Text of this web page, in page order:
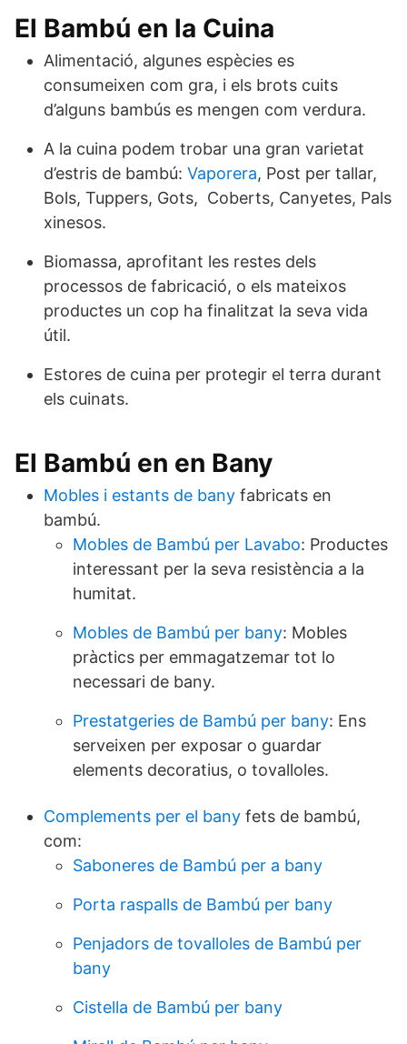
El Bambú en la Cuina
Alimentació, algunes espècies es
consumeixen com gra, i els brots cuits
d’alguns bambús es mengen com verdura.
A la cuina podem trobar una gran varietat
d’estris de bambú: Vaporera, Post per tallar,
Bols, Tuppers, Gots, Coberts, Canyetes, Pals
xinesos.
Biomassa, aprofitant les restes dels
processos de fabricació, o els mateixos
productes un cop ha finalitzat la seva vida
útil.
Estores de cuina per protegir el terra durant
els cuinats.
El Bambú en en Bany
Mobles i estants de bany fabricats en
bambú.
Mobles de Bambú per Lavabo: Productes
interessant per la seva resistència a la
humitat.
Mobles de Bambú per bany: Mobles
pràctics per emmagatzemar tot lo
necessari de bany.
Prestatgeries de Bambú per bany: Ens
serveixen per exposar o guardar
elements decoratius, o tovalloles.
Complements per el bany fets de bambú,
com:
Saboneres de Bambú per a bany
Porta raspalls de Bambú per bany
Penjadors de tovalloles de Bambú per
bany
Cistella de Bambú per bany